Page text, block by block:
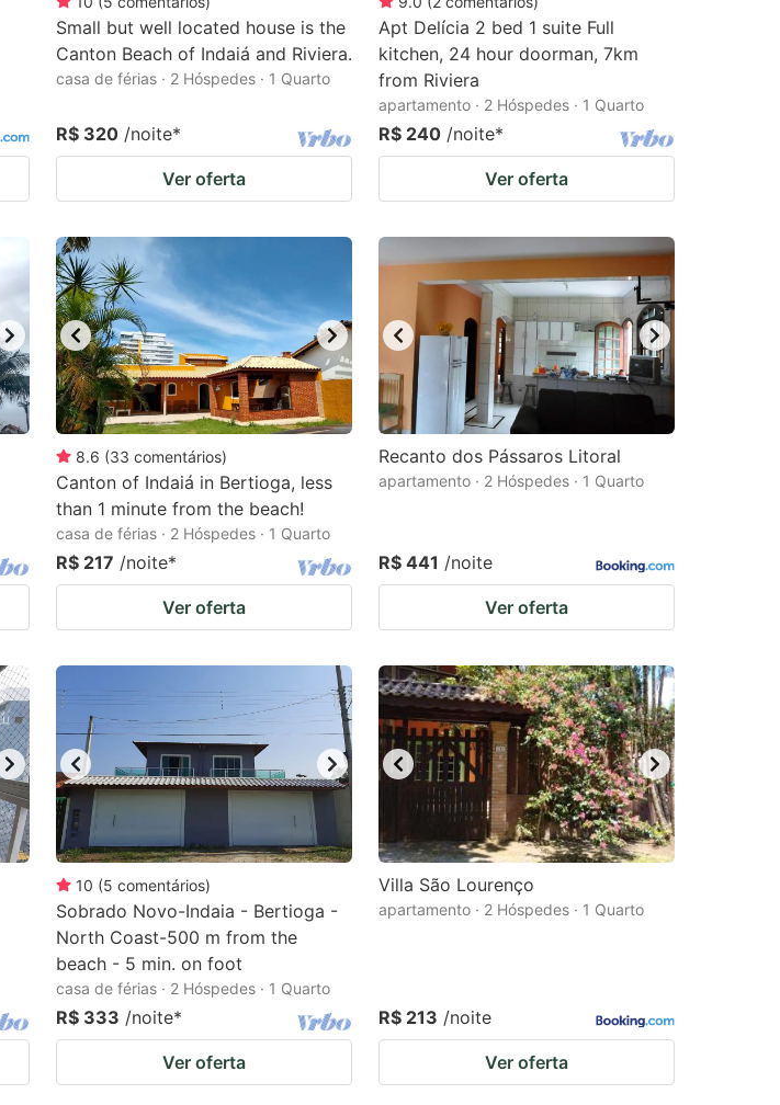
Small but well located house is the
Canton Beach of Indaiá and Riviera.
casa de férias · 2 Hóspedes · 1 Quarto
R$ 320 /noite*
Ver oferta
Apt Delícia 2 bed 1 suite Full
kitchen, 24 hour doorman, 7km
from Riviera
apartamento · 2 Hóspedes · 1 Quarto
R$ 240 /noite*
Ver oferta
8.6 (33 comentários)
Canton of Indaiá in Bertioga, less
than 1 minute from the beach!
casa de férias · 2 Hóspedes · 1 Quarto
R$ 217 /noite*
Ver oferta
Recanto dos Pássaros Litoral
apartamento · 2 Hóspedes · 1 Quarto
R$ 441 /noite
Ver oferta
10 (5 comentários)
Sobrado Novo-Indaia - Bertioga -
North Coast-500 m from the
beach - 5 min. on foot
casa de férias · 2 Hóspedes · 1 Quarto
R$ 333 /noite*
Ver oferta
Villa São Lourenço
apartamento · 2 Hóspedes · 1 Quarto
R$ 213 /noite
Ver oferta